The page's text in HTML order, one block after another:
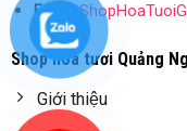
Email:
Shop hoa tươi Quảng
Giới thiệu